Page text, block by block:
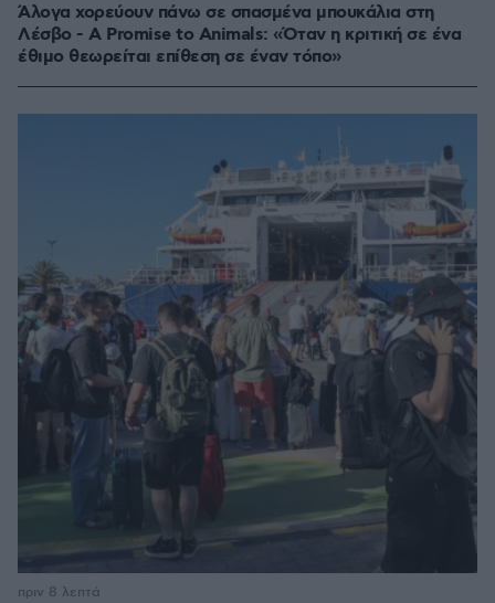
Άλογα χορεύουν πάνω σε σπασμένα μπουκάλια στη
Λέσβο - A Promise to Animals: «Όταν η κριτική σε ένα
έθιμο θεωρείται επίθεση σε έναν τόπο»
πριν 8 λεπτά